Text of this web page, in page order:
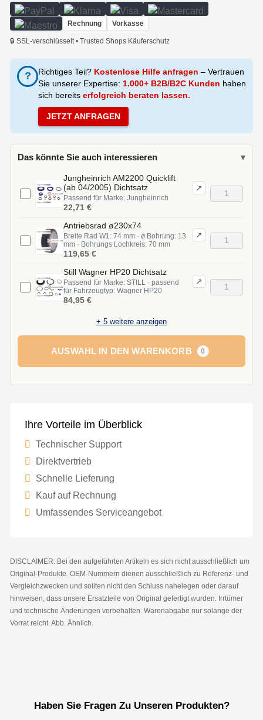
Rechnung Vorkasse
🔒 SSL-verschlüsselt • Trusted Shops Käuferschutz
? Richtiges Teil? Kostenlose Hilfe anfragen – Vertrauen
Sie unserer Expertise: 1.000+ B2B/B2C Kunden haben
sich bereits erfolgreich beraten lassen.
JETZT ANFRAGEN
Das könnte Sie auch interessieren ▾
Jungheinrich AM2200 Quicklift
(ab 04/2005) Dichtsatz
Passend für Marke: Jungheinrich
↗
22,71 €
Antriebsrad ø230x74
Breite Rad W1: 74 mm · ø Bohrung: 13
mm · Bohrungs Lochkreis: 70 mm
↗
119,65 €
Still Wagner HP20 Dichtsatz
Passend für Marke: STILL · passend
für Fahrzeugtyp: Wagner HP20
↗
84,95 €
+ 5 weitere anzeigen
AUSWAHL IN DEN WARENKORB 0
Ihre Vorteile im Überblick
Technischer Support
Direktvertrieb
Schnelle Lieferung
Kauf auf Rechnung
Umfassendes Serviceangebot
DISCLAIMER: Bei den aufgeführten Artikeln es sich nicht ausschließlich um
Original-Produkte. OEM-Nummern dienen ausschließlich zu Referenz- und
Vergleichzwecken und sollten nicht den Schluss nahelegen oder darauf
hinweisen, dass unsere Ersatzteile von Original gefertigt wurden. Irrtümer
und technische Änderungen vorbehalten. Warenabgabe nur solange der
Vorrat reicht. Abb. Ähnlich.
Haben Sie Fragen Zu Unseren Produkten?